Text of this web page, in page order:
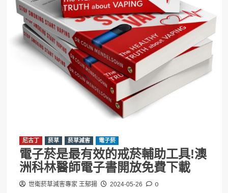
尼古丁 菸草 菸草減害 電子菸
電子菸是最有效的戒菸輔助工具!澳
洲科林醫師電子書開放免費下載
世衛菸草減害專家 王郁揚 2024-05-26 0